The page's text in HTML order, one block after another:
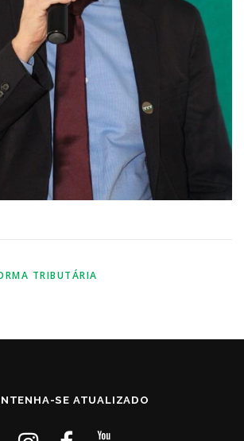
TRIBUTÁRIA
SE ATUALIZADO